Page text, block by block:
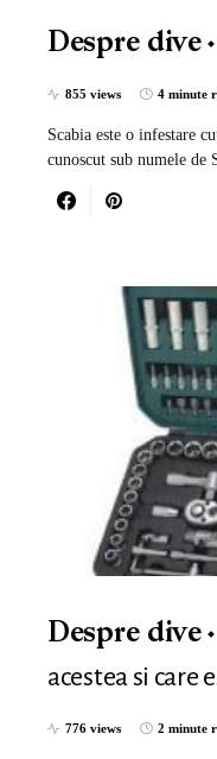
Despre dive
855 views 4 minute
Scabia este o infestare
cunoscut sub numele
Despre dive
acestea si care
776 views 2 minute